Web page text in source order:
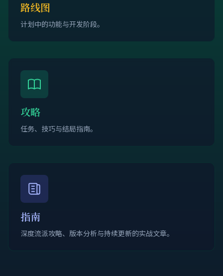
路线图
计划中的功能与开发阶段。
攻略
任务、技巧与结局指南。
指南
深度流派攻略、版本分析与持续更新的实战文章。